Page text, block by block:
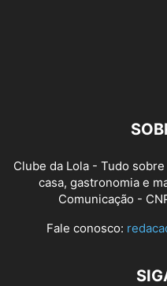
Clube da Lola - Tudo
casa, gastronomia e
Comunicação -
Fale conosco: